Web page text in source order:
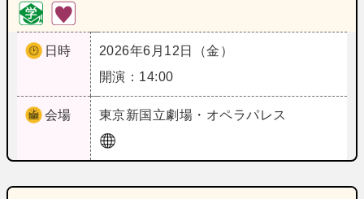
日時
2026年6月12日（金）
開演：14:00
会場 東京新国立劇場・オペラパレス